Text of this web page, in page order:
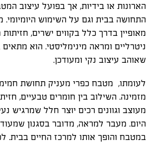
הארונות או בידיות, אך בפועל עיצוב
התחושה בבית וגם על השימוש היומיומי.
מאופיין בדרך כלל בקווים ישרים,
ניטרליים ומראה מינימליסטי. הוא
שאוהב עיצוב נקי ומעודכן.
לעומתו, מטבח כפרי מעניק תחושת
מזמינה. השילוב בין חומרים טבעיים,
מעוצב וגוונים רכים יוצר חלל שמרגיש
היום. מעבר למראה, מדובר בסגנון
במטבח והופך אותו למרכז החיים בבית.